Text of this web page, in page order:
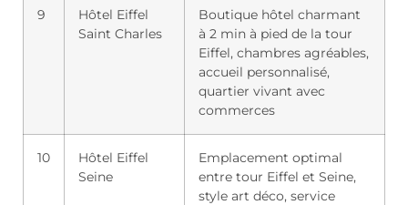
9
Hôtel Eiffel
Saint Charles
Boutique hôtel charmant
à 2 min à pied de la tour
Eiffel, chambres agréables,
accueil personnalisé,
quartier vivant avec
commerces
10
Hôtel Eiffel
Seine
Emplacement optimal
entre tour Eiffel et Seine,
style art déco, service